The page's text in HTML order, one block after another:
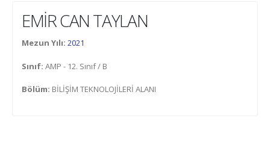
EMİR CAN TAYLAN
Mezun Yılı: 2021
Sınıf: AMP - 12. Sınıf / B
Bölüm: BİLİŞİM TEKNOLOJİLERİ ALANI